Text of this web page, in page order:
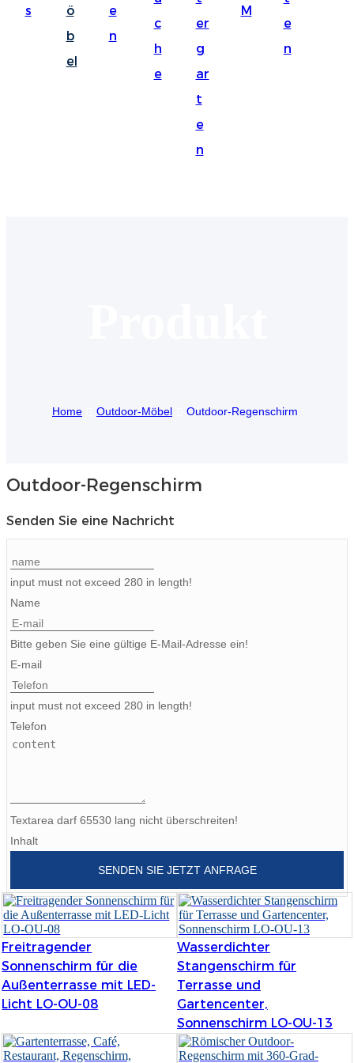
Suomi
አማርኛ
Shona
ภาษาไทย
norsk
latviešu valoda‎
ქართველი
Latin
Hausa
s
ö
b
el
e
n
c
h
e
er
g
ar
t
e
n
M
e
n
Home Outdoor-Möbel Outdoor-Regenschirm
Outdoor-Regenschirm
Senden Sie eine Nachricht
input must not exceed 280 in length!
Name
Bitte geben Sie eine gültige E-Mail-Adresse ein!
E-mail
input must not exceed 280 in length!
Telefon
Textarea darf 65530 lang nicht überschreiten!
Inhalt
SENDEN SIE JETZT ANFRAGE
Freitragender
Sonnenschirm für die
Außenterrasse mit LED-
Licht LO-OU-08
Wasserdichter
Stangenschirm für
Terrasse und
Gartencenter,
Sonnenschirm LO-OU-13